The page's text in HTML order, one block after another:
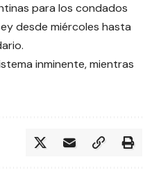
para los condados
desde miércoles hasta
inminente, mientras